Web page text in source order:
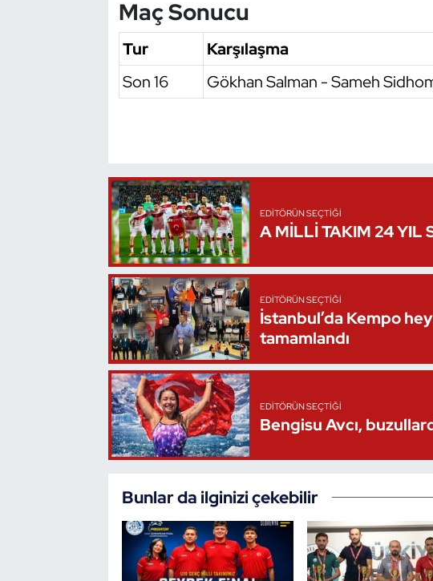
Maç Sonucu
Tur Karşılaşma
Son 16
Gökhan Salman - Sameh
EDITÖRÜN SEÇTIĞI
A MİLLİ TAKIM 24 YIL
EDITÖRÜN SEÇTIĞI
İstanbul’da Kempo
tamamlandı
EDITÖRÜN SEÇTIĞI
Bengisu Avcı,
Bunlar da ilginizi çekebilir
Paralimpik
Sualtı Sporları
Vücut Geliştirme Fitness